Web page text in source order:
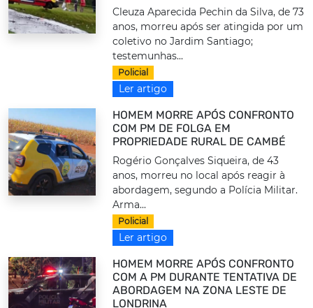
Cleuza Aparecida Pechin da Silva, de 73
anos, morreu após ser atingida por um
coletivo no Jardim Santiago;
testemunhas...
Policial
Ler artigo
HOMEM MORRE APÓS CONFRONTO
COM PM DE FOLGA EM
PROPRIEDADE RURAL DE CAMBÉ
Rogério Gonçalves Siqueira, de 43
anos, morreu no local após reagir à
abordagem, segundo a Polícia Militar.
Arma...
Policial
Ler artigo
HOMEM MORRE APÓS CONFRONTO
COM A PM DURANTE TENTATIVA DE
ABORDAGEM NA ZONA LESTE DE
LONDRINA